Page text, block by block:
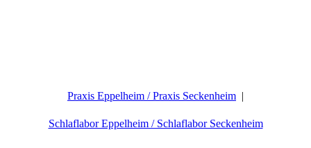
Praxis Eppelheim / Praxis Seckenheim
Schlaflabor Eppelheim / Schlaflabor Seckenheim